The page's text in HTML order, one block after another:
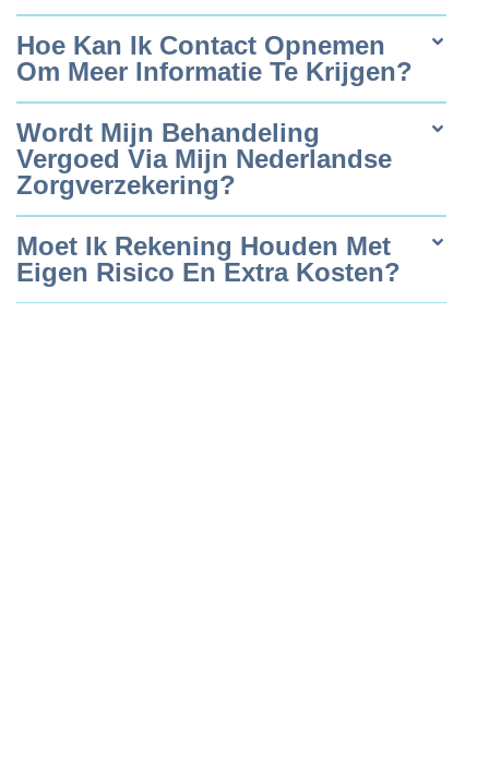
Hoe Kan Ik Contact Opnemen
Om Meer Informatie Te Krijgen?
Wordt Mijn Behandeling
Vergoed Via Mijn Nederlandse
Zorgverzekering?
Moet Ik Rekening Houden Met
Eigen Risico En Extra Kosten?